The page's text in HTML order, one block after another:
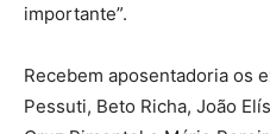
importante”.
Recebem aposentadoria os
Pessuti, Beto Richa, João